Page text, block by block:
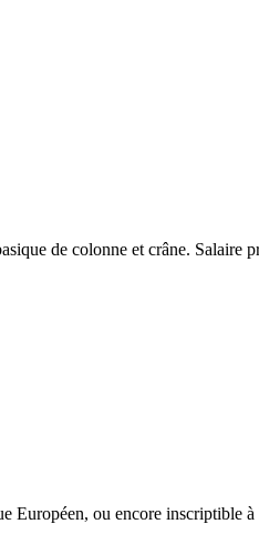
de colonne et crâne. Salaire
Européen, ou encore inscriptible